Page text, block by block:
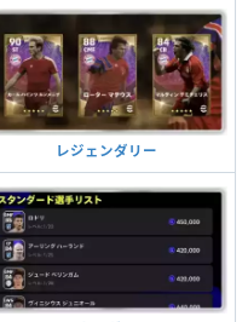
レジェンダリー